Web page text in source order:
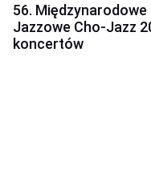
56.
Jazzowe Cho-Jazz
koncertów